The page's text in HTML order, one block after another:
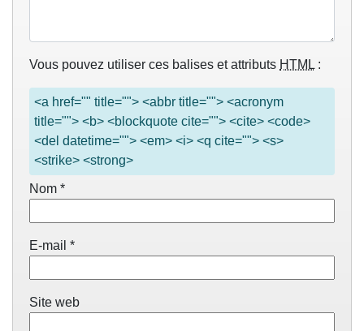
Vous pouvez utiliser ces balises et attributs HTML :
<a href="" title=""> <abbr title=""> <acronym
title=""> <b> <blockquote cite=""> <cite> <code>
<del datetime=""> <em> <i> <q cite=""> <s>
<strike> <strong>
Nom *
E-mail *
Site web